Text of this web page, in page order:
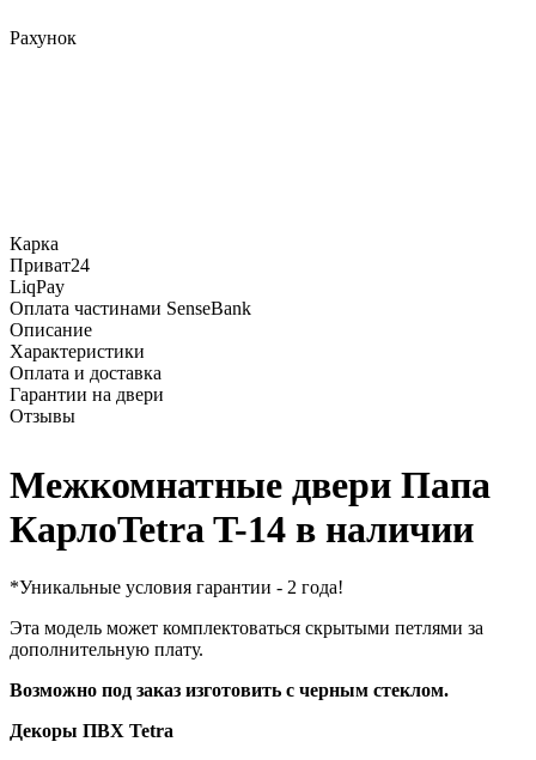
Рахунок
Карка
Приват24
LiqPay
Оплата частинами SenseBank
Описание
Характеристики
Оплата и доставка
Гарантии на двери
Отзывы
Межкомнатные двери Папа
КарлоTetra T-14 в наличии
*Уникальные условия гарантии - 2 года!
Эта модель может комплектоваться скрытыми петлями за
дополнительную плату.
Возможно под заказ изготовить с черным стеклом.
Декоры ПВХ Tetra